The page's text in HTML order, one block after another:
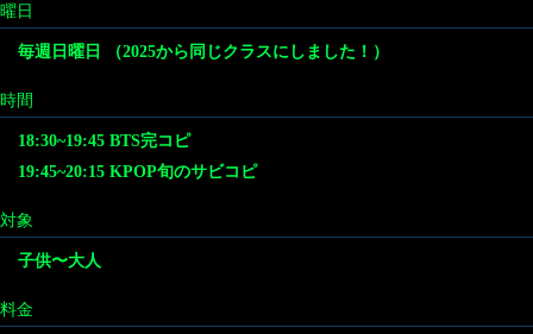
曜日
毎週日曜日 （2025から同じクラスにしました！）
時間
18:30~19:45 BTS完コピ
19:45~20:15 KPOP旬のサビコピ
対象
子供〜大人
料金